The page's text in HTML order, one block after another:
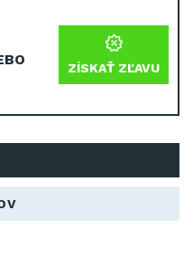
ZÍSKAŤ ZĽAVU